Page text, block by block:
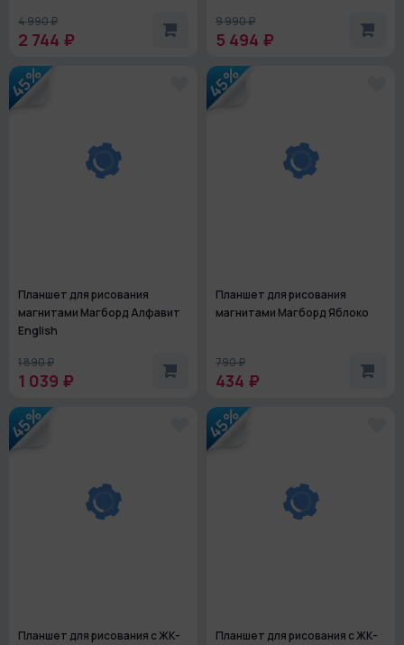
4 990 ₽
2 744 ₽
9 990 ₽
5 494 ₽
45%
Планшет для рисования
магнитами Магборд Алфавит
English
1 890 ₽
1 039 ₽
45%
Планшет для рисования
магнитами Магборд Яблоко
790 ₽
434 ₽
45%
Планшет для рисования с ЖК-
45%
Планшет для рисования с ЖК-